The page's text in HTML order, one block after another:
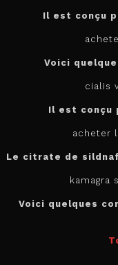
Il est conçu
Voici
cialis
Il est conçu
acheter
Le citrate de
kamagra
Voici quelques